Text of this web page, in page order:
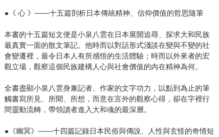
●《 心 》——十五篇剖析日本傳統精神、信仰價值的哲思隨筆
本書的十五篇短文便是小泉八雲在日本展開追尋、探求大和民族
最真實一面的散文筆記。他時而以對話形式淺談在變與不變的社
會變遷裡，最令日本人有所感悟的生活體驗；時而以外來者的宏
觀立場，觀察這個民族建構人心與社會價值的內在精神為何。
全書盡顯小泉八雲身兼記者、作家的文字功力，以點到為止的筆
觸書寫所見、所聞、所想，而意在言外的觀察心得，卻在字裡行
間靈動流轉，帶領讀者進入大和魂的最深層。
●《幽冥》——十四篇記錄日本民俗與傳說、人性與玄怪的奇情短